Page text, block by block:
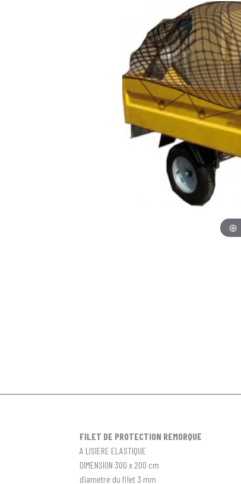
FILET DE PROTECTION REMORQUE
A LISIERE ELASTIQUE
DIMENSION 300 x 200 cm
diametre du filet 3 mm